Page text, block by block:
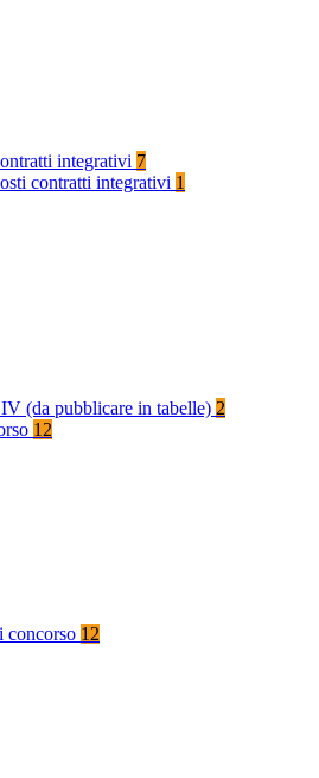
integrativi 7
contratti integrativi 1
(da pubblicare in tabelle) 2
12
concorso 12